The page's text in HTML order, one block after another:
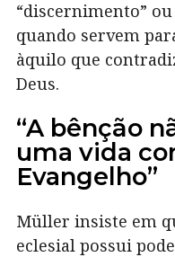
“discernimento”
quando servem
àquilo que
Deus.
“A bênção
uma vida
Evangelho”
Müller insiste em
eclesial possui